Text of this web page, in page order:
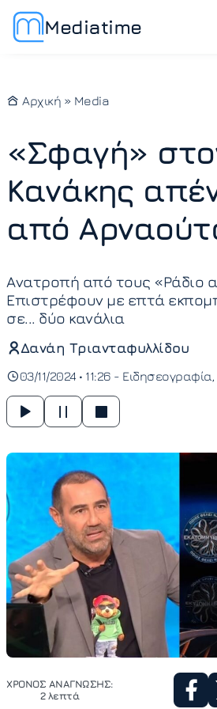
Mediatime
Αρχική » Media
«Σφαγή»
Κανάκης
από
Ανατροπή από τους «Ράδιο
Επιστρέφουν με επτά
σε... δύο κανάλια
Δανάη Τριανταφυλλίδου
03/11/2024 • 11:26 - Ειδησεογραφία
ΧΡΟΝΟΣ ΑΝΑΓΝΩΣΗΣ:
2 λεπτά